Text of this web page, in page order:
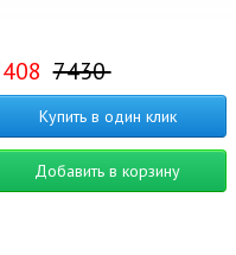
7430
Купить в один клик
Добавить в корзину